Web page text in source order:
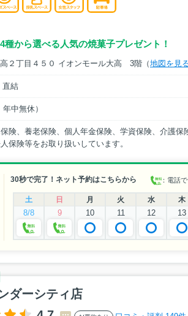
種から選べる人気の焼菓子プレゼント！
２丁目４５０ イオンモール大高 3階（地図を見
直結
中無休）
険、養老保険、個人年金保険、学資保険、介護保
保険等をお取り扱いしています。
30秒で完了！ネット予約はこちらから ：電話
土 日 月 火 水 木
8/8 9 10 11 12 13
ダーシティ店